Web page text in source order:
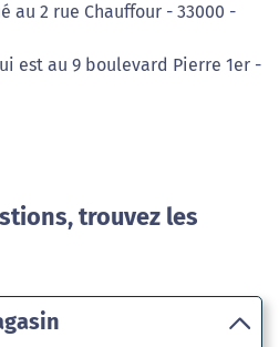
au 2 rue Chauffour - 33000 -
est au 9 boulevard Pierre 1er -
trouvez les